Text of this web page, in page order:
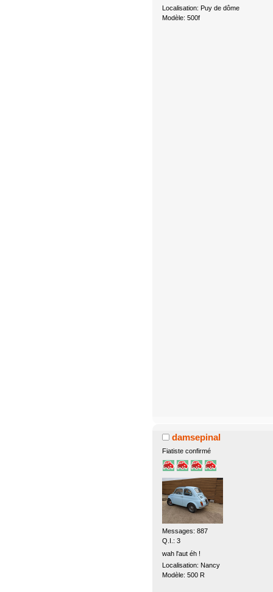
Localisation: Puy de dôme
Modèle: 500f
damsepinal
Fiatiste confirmé
Messages: 887
Q.I.: 3
wah l'aut éh !
Localisation: Nancy
Modèle: 500 R